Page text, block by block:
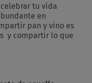
tu vida
en
pan y vino es
y compartir lo que